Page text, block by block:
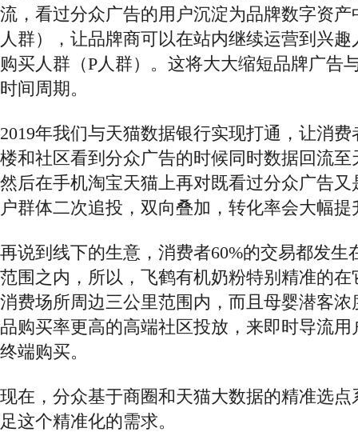
流，看过分众广告的用户沉淀为品牌数字资
人群），让品牌商可以在站内继续运营到兴
购买人群（P人群）。这将大大缩短品牌广告
时间周期。
2019年我们与天猫数据银行实现打通，让消
楼和社区看到分众广告的时候同时数据回流至
然后在手机淘宝天猫上再对既看过分众广告又
户群体二次追投，双向叠加，转化率会大幅提
再说到线下的生意，消费者60%的交易都发生
范围之内，所以，飞鹤有机奶粉特别精准的在
消费场所周边三公里范围内，而且母婴潜客浓
品购买率更高的高端社区投放，来即时导流
终端购买。
现在，分众基于商圈和天猫大数据的精准选点
足这个精准化的需求。